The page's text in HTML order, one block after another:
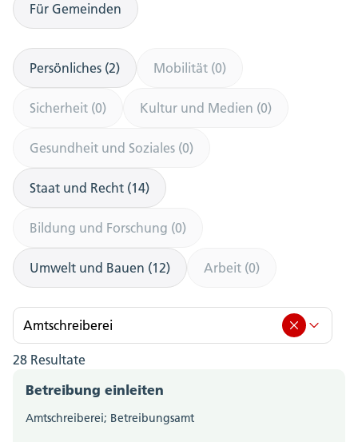
Für Gemeinden
Persönliches (2) Mobilität (0)
Sicherheit (0) Kultur und Medien (0)
Gesundheit und Soziales (0)
Staat und Recht (14)
Bildung und Forschung (0)
Umwelt und Bauen (12) Arbeit (0)
Amtschreiberei
Amtschreiberei (28)
Amt für Berufsbildung, Mittel- und Hochschulen
(0)
28 Resultate
Betreibung einleiten
Amtschreiberei; Betreibungsamt